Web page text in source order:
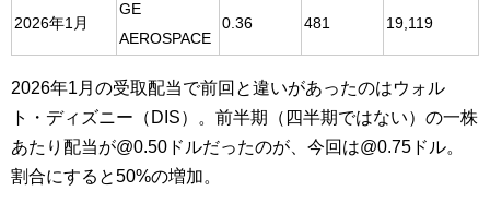
2026年1月
GE
AEROSPACE
0.36 481 19,119
2026年1月の受取配当で前回と違いがあったのはウォル
ト・ディズニー（DIS）。 前半期（四半期ではない）の一株
あたり配当が@0.50ドルだったのが、今回は@0.75ドル。
割合にすると50%の増加。